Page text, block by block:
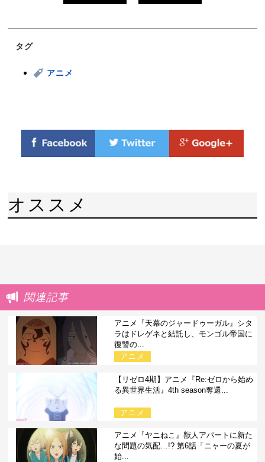
タグ
アニメ
オススメ
関連記事
アニメ『天幕のジャードゥーガル』シタ
ラはドレゲネと結託し、モンゴル帝国に
復讐の...
アニメ
【リゼロ4期】アニメ『Re:ゼロから始め
る異世界生活』4th season奪還...
アニメ
アニメ『ヤニねこ』獣人アパートに新た
な問題の気配…!? 第6話「ニャーの夏が
始...